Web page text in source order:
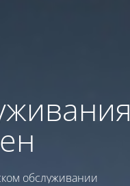
обслуживании